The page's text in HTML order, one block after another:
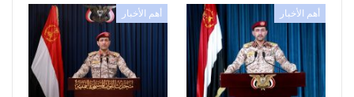
أهم الأخبار أهم الأخبار